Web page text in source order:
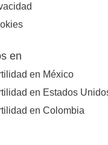
en
en México
en Estados
en Colombia